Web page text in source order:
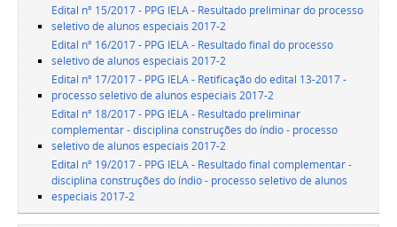
Edital nº 15/2017 - PPG IELA - Resultado preliminar do processo
seletivo de alunos especiais 2017-2
Edital nº 16/2017 - PPG IELA - Resultado final do processo
seletivo de alunos especiais 2017-2
Edital nº 17/2017 - PPG IELA - Retificação do edital 13-2017 -
processo seletivo de alunos especiais 2017-2
Edital nº 18/2017 - PPG IELA - Resultado preliminar
complementar - disciplina construções do índio - processo
seletivo de alunos especiais 2017-2
Edital nº 19/2017 - PPG IELA - Resultado final complementar -
disciplina construções do índio - processo seletivo de alunos
especiais 2017-2